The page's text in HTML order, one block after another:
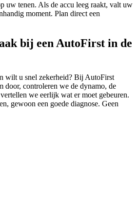
uw tenen. Als de accu leeg raakt, valt uw
moment. Plan direct een
bij een AutoFirst in de
wilt u snel zekerheid? Bij AutoFirst
door, controleren we de dynamo, de
we eerlijk wat er moet gebeuren.
gewoon een goede diagnose. Geen